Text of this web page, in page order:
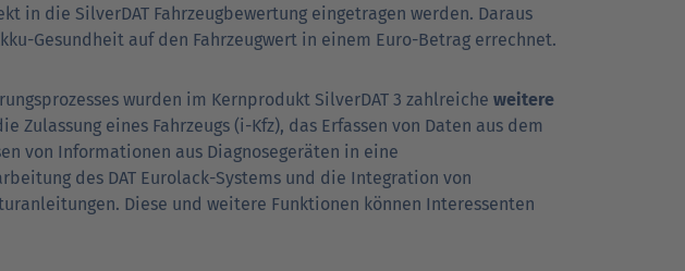
in die SilverDAT Fahrzeugbewertung eingetragen werden. Daraus
Gesundheit auf den Fahrzeugwert in einem Euro-Betrag errechnet.
wurden im Kernprodukt SilverDAT 3 zahlreiche weitere
Zulassung eines Fahrzeugs (i-Kfz), das Erfassen von Daten aus dem
von Informationen aus Diagnosegeräten in eine
des DAT Eurolack-Systems und die Integration von
Diese und weitere Funktionen können Interessenten